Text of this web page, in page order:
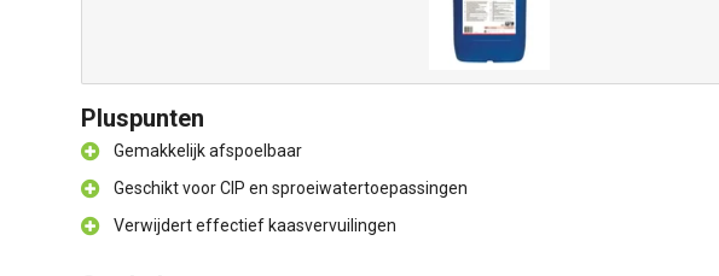
Pluspunten
Gemakkelijk afspoelbaar
Geschikt voor CIP en sproeiwatertoepassingen
Verwijdert effectief kaasvervuilingen